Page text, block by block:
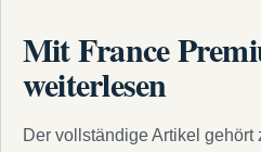
Mit France
weiterlesen
Der vollständige Artikel gehört